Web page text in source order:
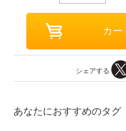
シェアする
あなたにおすすめのタグ